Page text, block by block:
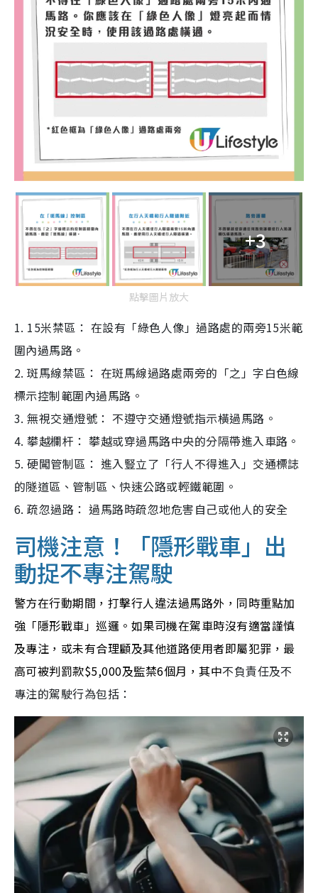
+3
點擊圖片放大
1. 15米禁區： 在設有「綠色人像」過路處的兩旁15米範
圍內過馬路。
2. 斑馬線禁區： 在斑馬線過路處兩旁的「之」字白色線
標示控制範圍內過馬路。
3. 無視交通燈號： 不遵守交通燈號指示橫過馬路。
4. 攀越欄杆： 攀越或穿過馬路中央的分隔帶進入車路。
5. 硬闖管制區： 進入豎立了「行人不得進入」交通標誌
的隧道區、管制區、快速公路或輕鐵範圍。
6. 疏忽過路： 過馬路時疏忽地危害自己或他人的安全
司機注意！「隱形戰車」出
動捉不專注駕駛
警方在行動期間，打擊行人違法過馬路外，同時重點加
強「隱形戰車」巡邏。如果司機在駕車時沒有適當謹慎
及專注，或未有合理顧及其他道路使用者即屬犯罪，最
高可被判罰款$5,000及監禁6個月，其中不負責任及不
專注的駕駛行為包括：